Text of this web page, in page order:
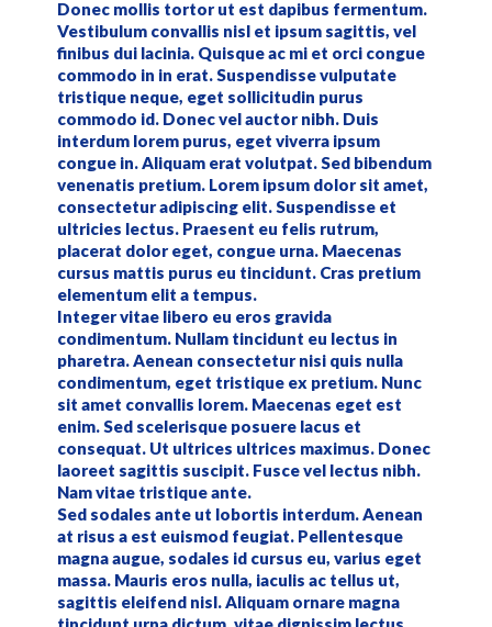
Donec mollis tortor ut est dapibus fermentum.
Vestibulum convallis nisl et ipsum sagittis, vel
finibus dui lacinia. Quisque ac mi et orci congue
commodo in in erat. Suspendisse vulputate
tristique neque, eget sollicitudin purus
commodo id. Donec vel auctor nibh. Duis
interdum lorem purus, eget viverra ipsum
congue in. Aliquam erat volutpat. Sed bibendum
venenatis pretium. Lorem ipsum dolor sit amet,
consectetur adipiscing elit. Suspendisse et
ultricies lectus. Praesent eu felis rutrum,
placerat dolor eget, congue urna. Maecenas
cursus mattis purus eu tincidunt. Cras pretium
elementum elit a tempus.
Integer vitae libero eu eros gravida
condimentum. Nullam tincidunt eu lectus in
pharetra. Aenean consectetur nisi quis nulla
condimentum, eget tristique ex pretium. Nunc
sit amet convallis lorem. Maecenas eget est
enim. Sed scelerisque posuere lacus et
consequat. Ut ultrices ultrices maximus. Donec
laoreet sagittis suscipit. Fusce vel lectus nibh.
Nam vitae tristique ante.
Sed sodales ante ut lobortis interdum. Aenean
at risus a est euismod feugiat. Pellentesque
magna augue, sodales id cursus eu, varius eget
massa. Mauris eros nulla, iaculis ac tellus ut,
sagittis eleifend nisl. Aliquam ornare magna